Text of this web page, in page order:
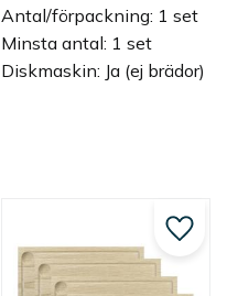
Antal/förpackning: 1 set
Minsta antal: 1 set
Diskmaskin: Ja (ej brädor)
Lägg